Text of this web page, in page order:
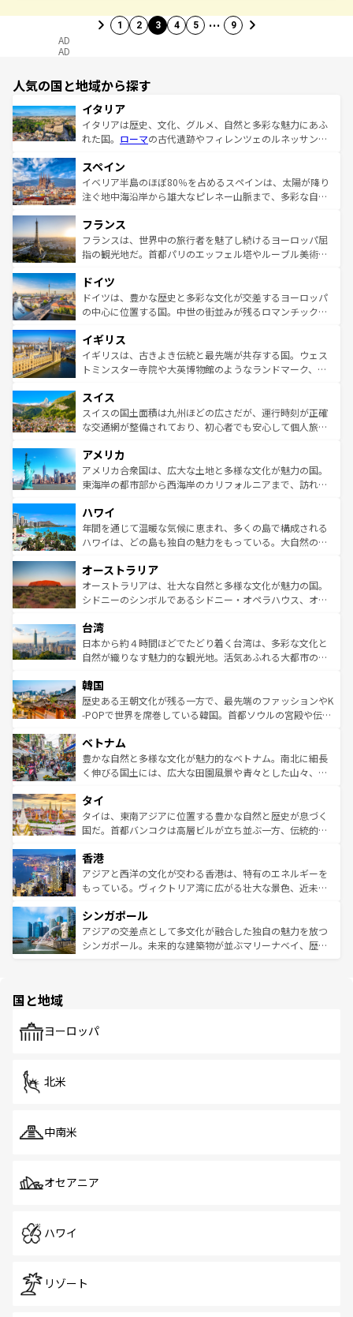
1 2 3 4 5 … 9
AD
AD
人気の国と地域から探す
イタリア
イタリアは歴史、文化、グルメ、自然と多彩な魅力にあふ
れた国。 ローマの古代遺跡やフィレンツェのルネッサンス
ろん、トスカーナの美しい田園風景やアマルフィ海岸の絶
景など、自然景観も見逃せない。観光の合間には、本場の
ピザやパスタなど、絶品のイタリア料理を堪能することも
ませてくれるイタリアで、忘れられない旅をしてみよう！
なお、新着のイタリア情報はコンテンツ一覧 を参照してほ
しい。
スペイン
イベリア半島のほぼ80％を占めるスペインは、太陽が降り
注ぐ地中海沿岸から雄大なピレネー山脈まで、多彩な自然
文化が根付くこの国では、情熱的なフラメンコ、熱気あふ
れる闘牛、そして美味しいタパスが生活の一部となってい
る。首都マドリードの洗練された雰囲気や、バルセロナの
の城塞都市、穏やかなビーチリゾートまで多彩な表情を見
せる。地方によって風土や気候が異なるスペインはその個
性で訪れる人を魅了する。 なお、新着のスペイン情報はコ
フランス
フランスは、世界中の旅行者を魅了し続けるヨーロッパ屈
指の観光地だ。首都パリのエッフェル塔やルーブル美術館
で、幅広い魅力が詰まっている。華麗な宮殿、歴史的な大
聖堂、美しいビーチ、そして豊かな自然が、訪れる者を心
から魅了する。また、フランスは美食の国としても知ら
いる。シャンパンの発祥地であるランス、プロヴァンスの
香り高いラベンダー畑など、多彩な楽しみ方が可能だ。さ
らに、パリ以外の地域にも魅力が溢れており、どの街角に
れる地方に足を運ぶとそれぞれで全く異なる文化を体験で
きるだろう。 なお、新着のフランス情報はコンテンツ一覧
を参照してほしい。
ドイツ
ドイツは、豊かな歴史と多彩な文化が交差するヨーロッパ
の中心に位置する国。中世の街並みが残るロマンチック街
顔を持つこの国は、どこを歩いても飽きることがない。ベ
ルリンの文化的活気、バイエルン州のアルプスの絶景、そ
してライン川沿いのワイン畑といった風景は必見。ビール
は、お酒好きな人にはぜひ体験してほしい。 なお、新着の
ドイツ情報はコンテンツ一覧を参照してほしい。
イギリス
イギリスは、古きよき伝統と最先端が共存する国。ウェス
トミンスター寺院や大英博物館のようなランドマーク、歴
リアごとに異なる魅力がある。また、優雅なアフタヌーン
ティー、ビール好きにはたまらない英国パブ、サッカー観
戦など、本場だからこそできる体験も豊富。イギリスを旅
ンツ一覧を参照してほしい。
スイス
スイスの国土面積は九州ほどの広さだが、運行時刻が正確
な交通網が整備されており、初心者でも安心して個人旅行
の建物がそのまま残る町や、スイスならではのユニークな
博物館もあり、アルプス観光だけでなく町歩きも満喫する
ことができる。国民の所得が高いため物価も高いが、旅行
ば市内交通費無料で観光を楽しむこともできる。 なお、新
着のスイス情報はコンテンツ一覧 を参照してほしい。
アメリカ
アメリカ合衆国は、広大な土地と多様な文化が魅力の国。
東海岸の都市部から西海岸のカリフォルニアまで、訪れる
のような巨大都市は、観光、ショッピング、エンターテイ
ンメントが詰まった刺激的なスポットだ。一方、アメリカ
西部には大自然が広がり、グランドキャニオンやイエロー
部のニューオーリンズでは、音楽と美食が融合した独特の
文化が魅力。旅行者はアメリカの各地域で異なる魅力を楽
しみながら、その多様性と豊かな歴史を感じることができ
ならではの贅沢な旅のスタイルだ。 なお、新着のアメリカ
情報はコンテンツ一覧を参照してほしい。
ハワイ
年間を通じて温暖な気候に恵まれ、多くの島で構成される
ハワイは、どの島も独自の魅力をもっている。大自然の神
ワイ島は見逃せない。また、定番の観光地といえばオアフ
島だが、静かな自然を求めるならマウイ島やカウアイ島が
おすすめ。エメラルドグリーンに輝く海をはじめ、豊かな
れるおもてなしの心で訪れる人々を迎えてくれるハワイの
人々、おいしいローカルフードやハワイアンミュージッ
ク、伝統的なフラダンスなど、すべてがハワイの魅力を彩
ワイを、存分に味わってほしい。 なお、新着のハワイ情報
はコンテンツ一覧を参照してほしい。
オーストラリア
オーストラリアは、壮大な自然と多様な文化が魅力の国。
シドニーのシンボルであるシドニー・オペラハウス、オー
リアリーフや大陸中央部にそびえるウルル（エアーズロッ
ク）、タスマニアの美しい原生林やケアンズの熱帯雨林な
ど、見どころがたくさん。また、カフェやワイン、オージ
いる。アクティビティも充実しており、サーフィンやダイ
ビング、ハイキングなど、アウトドア好きにはたまらな
い。オーストラリアの多彩な魅力を存分に味わいつくそ
参照してほしい。
台湾
日本から約４時間ほどでたどり着く台湾は、多彩な文化と
自然が織りなす魅力的な観光地。活気あふれる大都市の台
ン）、静ひつな山岳地帯である台湾東部など、都市の喧騒
と山間の静けさが共存しており、訪れる人に新しい発見と
驚きをもたらしてくれる。また、奥深い台湾の食文化も魅
容にもいいと評判のスイーツなど、バラエティ豊かな料理
が味わえる。 なお、新着の台湾情報は コンテンツ一覧を参
照してほしい。
韓国
歴史ある王朝文化が残る一方で、最先端のファッションやK
-POPで世界を席巻している韓国。首都ソウルの宮殿や伝統
き、地方に足を延ばせば四季折々の自然美を楽しむことが
できる。そして、キムチや焼肉、絶品のストリートフード
まで、さまざまな韓国料理が待っている。夜には、韓国な
リティに包まれながら、韓国の多彩な魅力を心ゆくまで味
わってみてほしい。 なお、新着の韓国情報はコンテンツ一
覧を参照してほしい。
ベトナム
豊かな自然と多様な文化が魅力的なベトナム。南北に細長
く伸びる国土には、広大な田園風景や青々とした山々、世
急速な発展と共に伝統が息づく。ハノイの古い町並みやホ
ーチミン市のフランス統治時代の建物も、独特の雰囲気を
醸し出している。また、バラエティの豊かさとおいしさで
とつ。フォーやバインミー、ベトナムコーヒーなどは、ぜ
ひ現地で味わいたい。どの地域を訪れてもあたたかい人々
が旅行者を迎えてくれるので、きっと忘れられない旅にな
参照してほしい。
タイ
タイは、東南アジアに位置する豊かな自然と歴史が息づく
国だ。首都バンコクは高層ビルが立ち並ぶ一方、伝統的な
の活気が交差している。北部ではチェンマイなどの山岳地
帯で自然と触れ合い、南部ではプーケットやクラビの美し
いビーチでリゾート気分を楽しむことができる。タイ料理
激する。気候は一年中温暖で、どの季節にも異なる楽しみ
が待っている。親しみやすいタイの人々、仏教を中心とし
た文化、そして多様な観光資源が、訪れる旅人を魅了し続
香港
アジアと西洋の文化が交わる香港は、特有のエネルギーを
もっている。ヴィクトリア湾に広がる壮大な景色、近未来
み、どこを訪れても感動するはず。観光スポットが密集し
ており、効率よく見どころを回れるのも魅力。息をのむよ
うな絶景から文化的な体験まで、香港を存分に楽しみ尽く
シンガポール
アジアの交差点として多文化が融合した独自の魅力を放つ
シンガポール。未来的な建築物が並ぶマリーナベイ、歴史
で、ホーカーズは地元の風情を楽しめる外せないスポット
国と地域
ヨーロッパ
北米
中南米
オセアニア
ハワイ
リゾート